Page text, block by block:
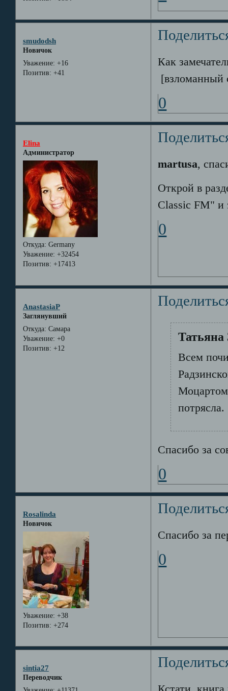
smudodsh
Новичок
Уважение: +16
Позитив: +41
Как
[взломанный
0
Elina
Администратор
Откуда: Germany
Уважение: +32454
Позитив: +17413
martusa,
Открой в
Classic FM" и
0
AnastasiaP
Заглянувший
Откуда: Самара
Уважение: +0
Позитив: +12
Татьяна
Всем
потрясла.
Спасибо за
0
Rosalinda
Новичок
Уважение: +38
Позитив: +274
Спасибо за
0
sintia27
Переводчик